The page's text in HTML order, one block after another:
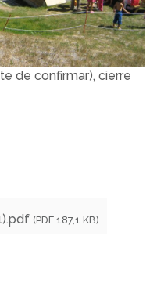
de confirmar), cierre
(PDF 187,1 KB)